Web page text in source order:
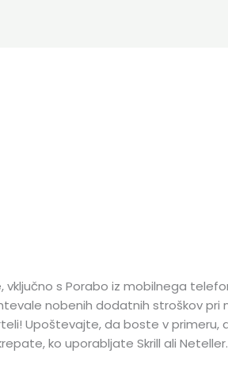
s Porabo iz mobilnega
nobenih dodatnih stroškov pri
Upoštevajte, da boste v
ko uporabljate Skrill ali Neteller.